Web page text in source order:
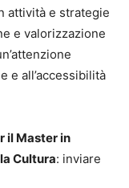
attività e strategie
e valorizzazione
e all’accessibilità
il Master in
Cultura: inviare